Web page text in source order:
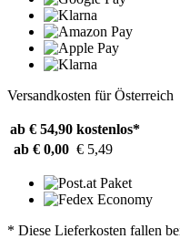
Versandkosten für Österreich
ab € 54,90 kostenlos*
ab € 0,00 € 5,49
* Diese Lieferkosten fallen